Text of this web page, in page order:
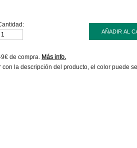
AÑADIR AL
de compra. Más info.
la descripción del producto, el color puede